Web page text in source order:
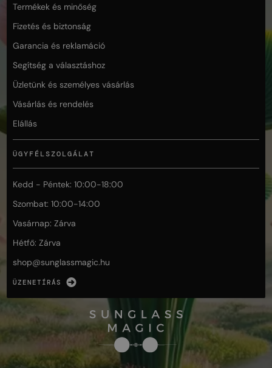
Termékek és minőség
Fizetés és biztonság
Garancia és reklamáció
Segítség a választáshoz
Üzletünk és személyes vásárlás
Vásárlás és rendelés
Elállás
ÜGYFÉLSZOLGÁLAT
Kedd - Péntek: 10:00-18:00
Szombat: 10:00-14:00
Vasárnap: Zárva
Hétfő: Zárva
shop@sunglassmagic.hu
ÜZENETÍRÁS